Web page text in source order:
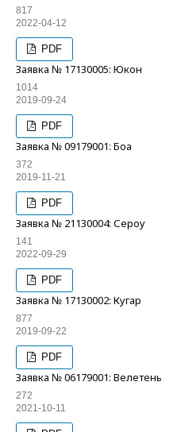
817
2022-04-12
PDF
Заявка № 17130005: Юкон
1014
2019-09-24
PDF
Заявка № 09179001: Боа
372
2019-11-21
PDF
Заявка № 21130004: Сероу
141
2022-09-29
PDF
Заявка № 17130002: Кугар
877
2019-09-22
PDF
Заявка № 06179001: Велетень
272
2021-10-11